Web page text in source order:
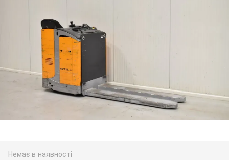
Немає в наявності